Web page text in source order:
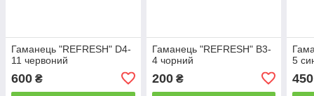
Гаманець "REFRESH" D4-
11 червоний
600 ₴
Гаманець "REFRESH" B3-
4 чорний
200₴
5
450